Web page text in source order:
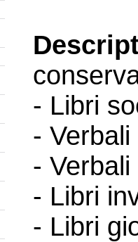
- Libri
-
-
- Libri
- Libri